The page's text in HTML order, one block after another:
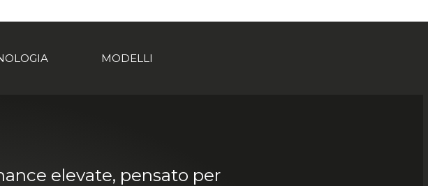
MODELLI
elevate, pensato per